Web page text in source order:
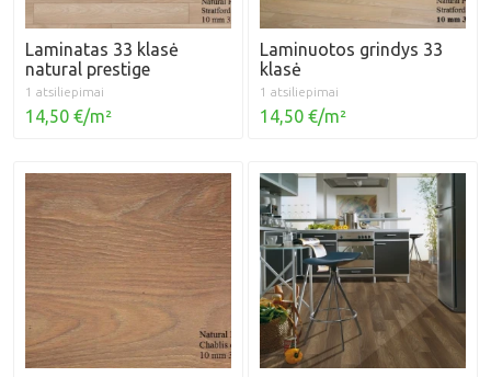
Laminatas 33 klasė
natural prestige
1 atsiliepimai
14,50 €/m²
Laminuotos grindys 33
klasė
1 atsiliepimai
14,50 €/m²